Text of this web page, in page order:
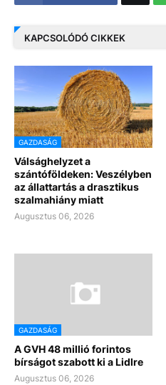
KAPCSOLÓDÓ CIKKEK
GAZDASÁG
Válsághelyzet a
szántóföldeken: Veszélyben
az állattartás a drasztikus
szalmahiány miatt
Augusztus 06, 2026
GAZDASÁG
A GVH 48 millió forintos
bírságot szabott ki a Lidlre
Augusztus 06, 2026